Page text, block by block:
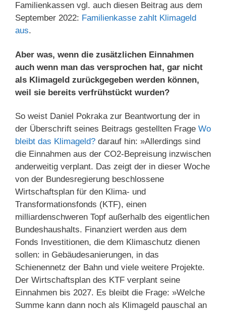
Familienkassen vgl. auch diesen Beitrag aus dem
September 2022: Familienkasse zahlt Klimageld
aus.
Aber was, wenn die zusätzlichen Einnahmen
auch wenn man das versprochen hat, gar nicht
als Klimageld zurückgegeben werden können,
weil sie bereits verfrühstückt wurden?
So weist Daniel Pokraka zur Beantwortung der in
der Überschrift seines Beitrags gestellten Frage Wo
bleibt das Klimageld? darauf hin: »Allerdings sind
die Einnahmen aus der CO2-Bepreisung inzwischen
anderweitig verplant. Das zeigt der in dieser Woche
von der Bundesregierung beschlossene
Wirtschaftsplan für den Klima- und
Transformationsfonds (KTF), einen
milliardenschweren Topf außerhalb des eigentlichen
Bundeshaushalts. Finanziert werden aus dem
Fonds Investitionen, die dem Klimaschutz dienen
sollen: in Gebäudesanierungen, in das
Schienennetz der Bahn und viele weitere Projekte.
Der Wirtschaftsplan des KTF verplant seine
Einnahmen bis 2027. Es bleibt die Frage: »Welche
Summe kann dann noch als Klimageld pauschal an